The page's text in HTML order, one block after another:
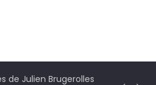
de Julien Brugerolles